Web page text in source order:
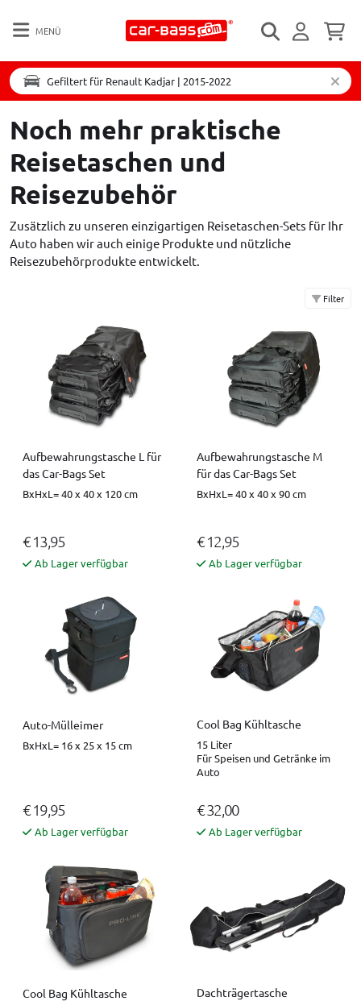
MENÜ
Gefiltert für Renault Kadjar | 2015-2022
Noch mehr praktische
Reisetaschen und
Reisezubehör
Zusätzlich zu unseren einzigartigen Reisetaschen-Sets für Ihr
Auto haben wir auch einige Produkte und nützliche
Reisezubehörprodukte entwickelt.
Filter
Aufbewahrungstasche L für
das Car-Bags Set
BxHxL= 40 x 40 x 120 cm
€ 13,95
Ab Lager verfügbar
Aufbewahrungstasche M
für das Car-Bags Set
BxHxL= 40 x 40 x 90 cm
€ 12,95
Ab Lager verfügbar
Auto-Mülleimer
BxHxL= 16 x 25 x 15 cm
€ 19,95
Ab Lager verfügbar
Cool Bag Kühltasche
15 Liter
Für Speisen und Getränke im
Auto
€ 32,00
Ab Lager verfügbar
Cool Bag Kühltasche
Dachträgertasche